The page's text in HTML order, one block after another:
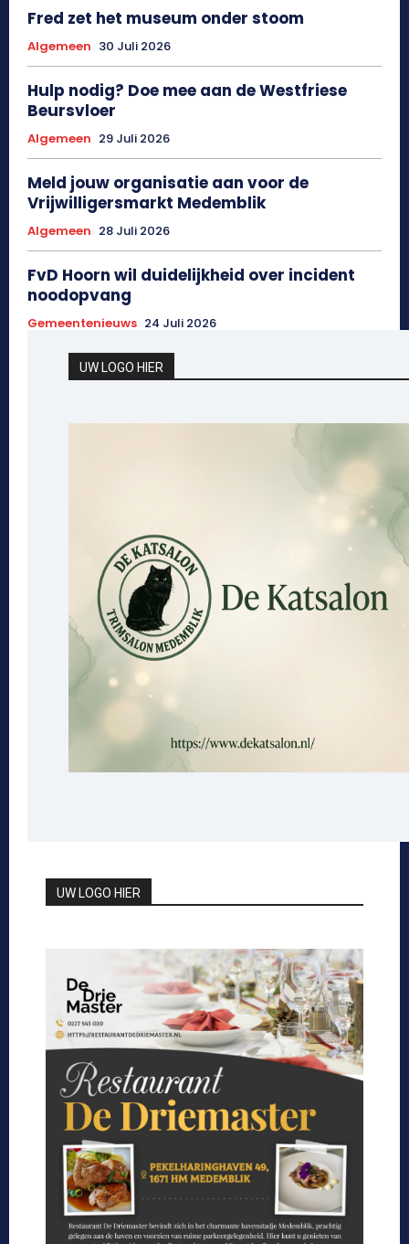
Fred zet het museum onder stoom
Algemeen 30 Juli 2026
Hulp nodig? Doe mee aan de Westfriese
Beursvloer
Algemeen 29 Juli 2026
Meld jouw organisatie aan voor de
Vrijwilligersmarkt Medemblik
Algemeen 28 Juli 2026
FvD Hoorn wil duidelijkheid over incident
noodopvang
Gemeentenieuws 24 Juli 2026
UW LOGO HIER
UW LOGO HIER